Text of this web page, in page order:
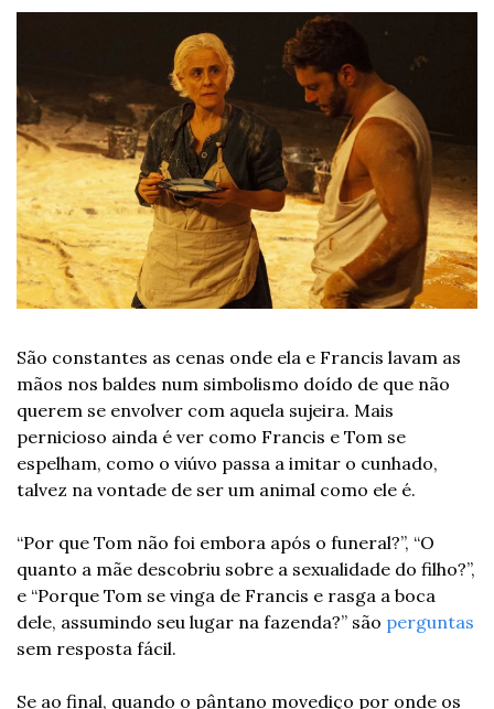
São constantes as cenas onde ela e Francis lavam as
mãos nos baldes num simbolismo doído de que não
querem se envolver com aquela sujeira. Mais
pernicioso ainda é ver como Francis e Tom se
espelham, como o viúvo passa a imitar o cunhado,
talvez na vontade de ser um animal como ele é.
“Por que Tom não foi embora após o funeral?”, “O
quanto a mãe descobriu sobre a sexualidade do filho?”,
e “Porque Tom se vinga de Francis e rasga a boca
dele, assumindo seu lugar na fazenda?” são perguntas
sem resposta fácil.
Se ao final, quando o pântano movediço por onde os